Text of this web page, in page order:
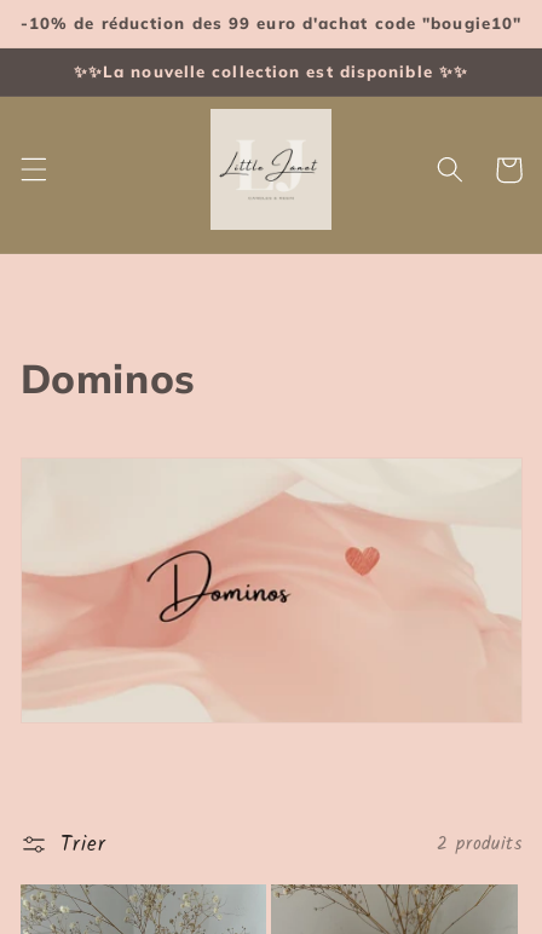
passer
au
contenu
-10% de réduction des 99 euro d'achat code "bougie10"
✨✨La nouvelle collection est disponible ✨✨
Panier
C
e
t
n
:
Dominos
Trier 2 produits